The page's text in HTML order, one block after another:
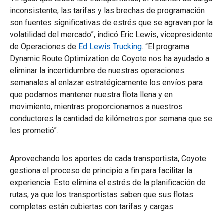
inconsistente, las tarifas y las brechas de programación
son fuentes significativas de estrés que se agravan por la
volatilidad del mercado”, indicó Eric Lewis, vicepresidente
de Operaciones de Ed Lewis Trucking. “El programa
Dynamic Route Optimization de Coyote nos ha ayudado a
eliminar la incertidumbre de nuestras operaciones
semanales al enlazar estratégicamente los envíos para
que podamos mantener nuestra flota llena y en
movimiento, mientras proporcionamos a nuestros
conductores la cantidad de kilómetros por semana que se
les prometió”.
Aprovechando los aportes de cada transportista, Coyote
gestiona el proceso de principio a fin para facilitar la
experiencia. Esto elimina el estrés de la planificación de
rutas, ya que los transportistas saben que sus flotas
completas están cubiertas con tarifas y cargas